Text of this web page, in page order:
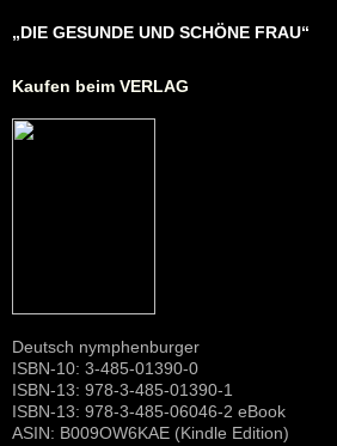
„DIE GESUNDE UND SCHÖNE FRAU“
Kaufen beim VERLAG
Deutsch nymphenburger
ISBN-10: 3-485-01390-0
ISBN-13: 978-3-485-01390-1
ISBN-13: 978-3-485-06046-2 eBook
ASIN: B009OW6KAE (Kindle Edition)